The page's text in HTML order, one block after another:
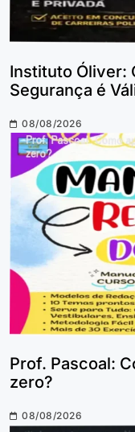
Instituto Óliver:
Segurança é
08/08/2026
Prof. Pascoal:
zero?
08/08/2026